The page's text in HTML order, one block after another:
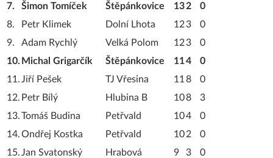
7.
Šimon Tomíček Štěpánkovice 132
0
8.
Petr Klimek Dolní Lhota 123
0
9.
Adam Rychlý Velká Polom 123
0
10. Michal Grigarčík Štěpánkovice 114
0
11.Jiří Pešek TJ Vřesina 11 8
0
12. Petr Bílý Hlubina B 108
3
13.Tomáš Budina Petřvald 104
0
14.Ondřej Kostka Petřvald 102
0
15.Jan Svatonský Hrabová 9 3
0